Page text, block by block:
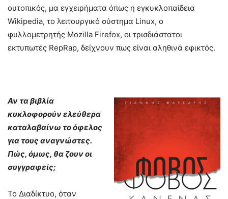
ουτοπικός, μα εγχειρήματα όπως η εγκυκλοπαίδεια
Wikipedia, το λειτουργικό σύστημα Linux, ο
φυλλομετρητής Mozilla Firefox, οι τρισδιάστατοι
εκτυπωτές RepRap, δείχνουν πως είναι αληθινά εφικτός.
Αν τα βιβλία
κυκλοφορούν ελεύθερα
καταλαβαίνω το όφελος
για τους αναγνώστες.
Πώς, όμως, θα ζουν οι
συγγραφείς;
Το Διαδίκτυο, όταν